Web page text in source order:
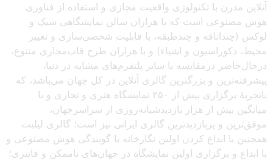
آنلاین مدرن با تکنولوژی واقعیت مجازی و استفاده از فناوری
هوش مصنوعی است که با هزاران سالن نمایشگاهی شیک و
لوکس (چنداتاقه و چندطبقه، با قابلیت شخصی‌سازی و تغییر
محیط، دکوراسیون و اشیاء) و با هزاران طرح قاب‌مجازی متنوع،
درحال‌حاضر درمقایسه با سایر پلتفرم‌های مشابه در دنیا،
پیشرفته‌ترین و بزرگترین گالری آنلاین در کل جهان می‌باشد، که
باتجربهٔ برگزاری بیش از ۲۵۰ نمایشگاه هنری و تجاری و با
میانگین بیش از هزار بازدیدشبانه‌روزی از سراسرجهان،
موفق‌ترین و پربازدیدترین گالری ایرانی نیز است؛ گالری لیلیت
همچنین با ابداع کردن اولین نگارخانه با گویندگی هوش مصنوعی و
با ابداع و برگزاری اولین نمایشگاه در جهان‌های ناممکن و فانتزی؛